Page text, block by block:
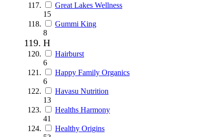
Great Lakes Wellness
15
Gummi King
8
H
Hairburst
6
Happy Family Organics
6
Havasu Nutrition
13
Healths Harmony
41
Healthy Origins